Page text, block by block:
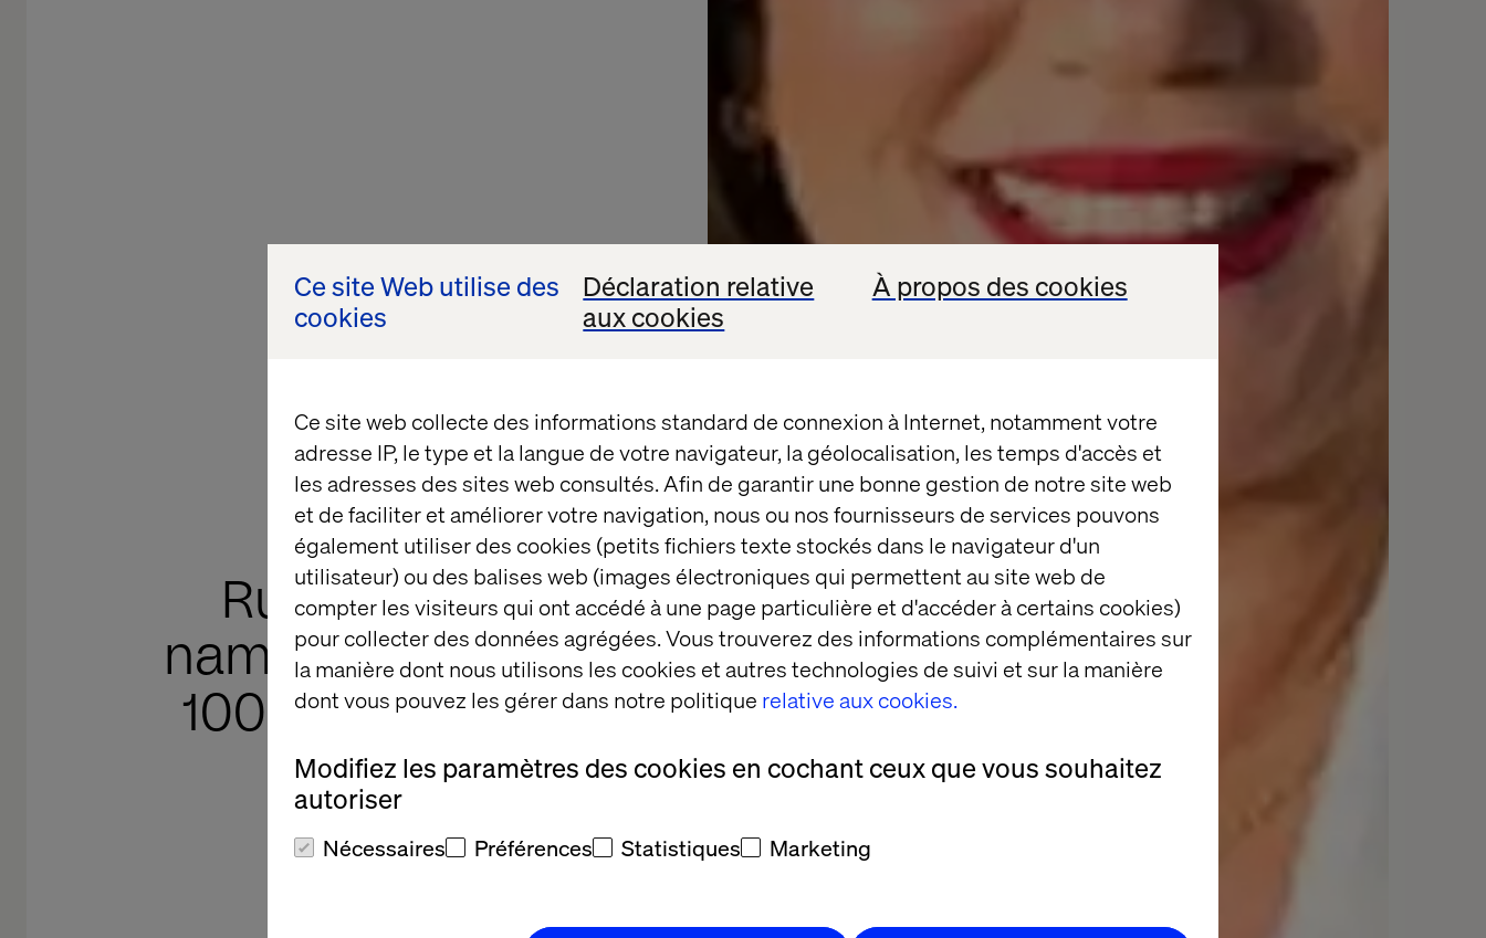
Ce site Web utilise des
cookies
Déclaration relative
aux cookies
À propos des cookies
Ce site web collecte des informations standard de connexion à Internet, notamment votre
adresse IP, le type et la langue de votre navigateur, la géolocalisation, les temps d'accès et
les adresses des sites web consultés. Afin de garantir une bonne gestion de notre site web
et de faciliter et améliorer votre navigation, nous ou nos fournisseurs de services pouvons
également utiliser des cookies (petits fichiers texte stockés dans le navigateur d'un
utilisateur) ou des balises web (images électroniques qui permettent au site web de
compter les visiteurs qui ont accédé à une page particulière et d'accéder à certains cookies)
pour collecter des données agrégées. Vous trouverez des informations complémentaires sur
la manière dont nous utilisons les cookies et autres technologies de suivi et sur la manière
dont vous pouvez les gérer dans notre politique relative aux cookies.
Modifiez les paramètres des cookies en cochant ceux que vous souhaitez
autoriser
Nécessaires Préférences Statistiques Marketing
Ruth Wooderson
named to the BIMA
100 in Client of the
Year category